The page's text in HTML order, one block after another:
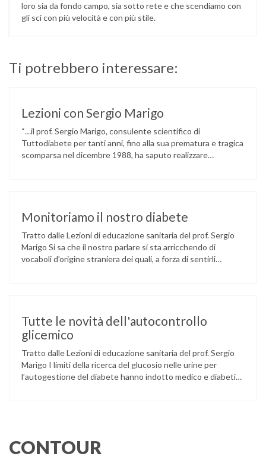
loro sia da fondo campo, sia sotto rete e che scendiamo con
gli sci con più velocità e con più stile.
Ti potrebbero interessare:
Lezioni con Sergio Marigo
“…il prof. Sergio Marigo, consulente scientifico di
Tuttodiabete per tanti anni, fino alla sua prematura e tragica
scomparsa nel dicembre 1988, ha saputo realizzare
Monitoriamo il nostro diabete
Tratto dalle Lezioni di educazione sanitaria del prof. Sergio
Marigo Si sa che il nostro parlare si sta arricchendo di
vocaboli d’origine straniera dei quali, a forza di sentirli
Tutte le novità dell'autocontrollo
glicemico
Tratto dalle Lezioni di educazione sanitaria del prof. Sergio
Marigo I limiti della ricerca del glucosio nelle urine per
l’autogestione del diabete hanno indotto medico e diabetico
CONTOUR